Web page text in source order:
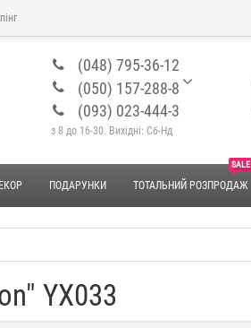
(048) 795-36-12
(050) 157-288-8
(093) 023-444-3
з 8 до 16-30. Вихідні: Сб-Нд
ПОДАРУНКИ
SALE
ТОТАЛЬНИЙ РОЗПРОДАЖ
YX033